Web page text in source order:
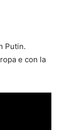
Putin.
e con la